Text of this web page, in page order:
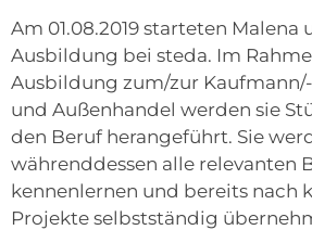
Am 01.08.2019 starteten Malena
Ausbildung bei steda. Im
Ausbildung zum/zur
und Außenhandel werden sie
den Beruf herangeführt. Sie
währenddessen alle relevanten
kennenlernen und bereits nach
Projekte selbstständig